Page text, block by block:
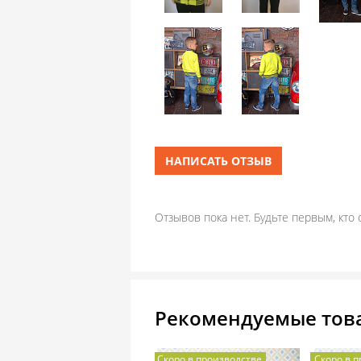
НАПИСАТЬ ОТЗЫВ
Отзывов пока нет. Будьте первым, кто
Рекомендуемые